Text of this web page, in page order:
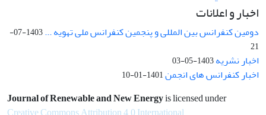
اخبار و اعلانات
دومین کنفرانس بین المللی و پنجمین کنفرانس ملی تهویه ...
1403-07-
21
اخبار نشریه1403-05-03
اخبار کنفرانس های انجمن1401-01-10
Journal of Renewable and New Energyis licensed under